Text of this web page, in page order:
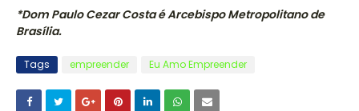
*Dom Paulo Cezar Costa é Arcebispo Metropolitano de
Brasília.
Tags empreender Eu Amo Empreender